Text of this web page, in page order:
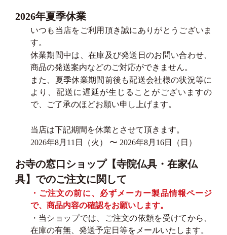
2026年夏季休業
いつも当店をご利用頂き誠にありがとうございま
す。
休業期間中は、在庫及び発送日のお問い合わせ、
商品の発送案内などのご対応ができません。
また、夏季休業期間前後も配送会社様の状況等に
より、配送に遅延が生じることがございますの
で、ご了承のほどお願い申し上げます。
当店は下記期間を休業とさせて頂きます。
2026年8月11日（火） 〜 2026年8月16日（日）
お寺の窓口ショップ【寺院仏具・在家仏
具】でのご注文に関して
・ご注文の前に、必ずメーカー製品情報ページ
で、商品内容の確認をお願いします。
・当ショップでは、ご注文の依頼を受けてから、
在庫の有無、発送予定日等をメールいたします。